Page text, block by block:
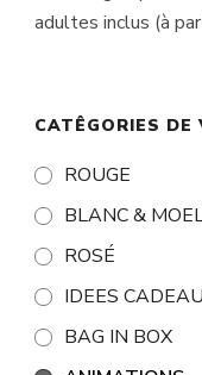
adultes inclus (à
CATÊGORIES DE
ROUGE
BLANC &
ROSÉ
IDEES
BAG IN BOX